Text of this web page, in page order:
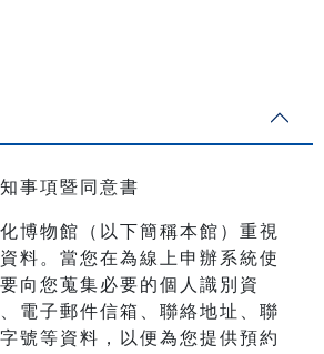
事項暨同意書
博物館（以下簡稱本館）重視
料。當您在為線上申辦系統使
向您蒐集必要的個人識別資
電子郵件信箱、聯絡地址、聯
號等資料，以便為您提供預約